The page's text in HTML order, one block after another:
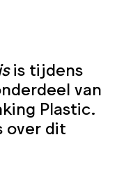
is tijdens
van
Plastic.
over dit